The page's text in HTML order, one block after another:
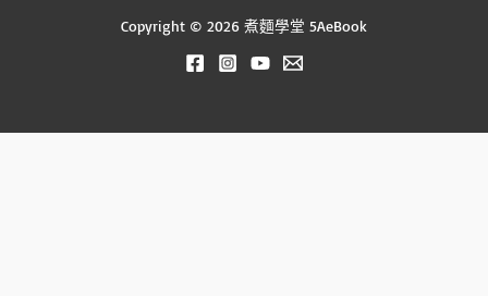
Copyright © 2026 煮麵學堂 5AeBook